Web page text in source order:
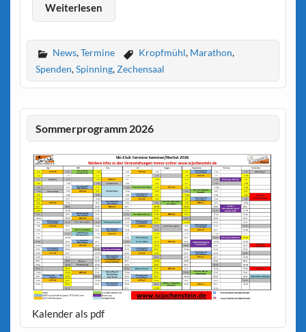
Weiterlesen
News,Termine Kropfmühl, Marathon,
Spenden,Spinning,Zechensaal
Sommerprogramm 2026
Kalender als pdf